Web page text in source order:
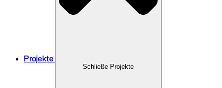
Projekte
Schließe Projekte